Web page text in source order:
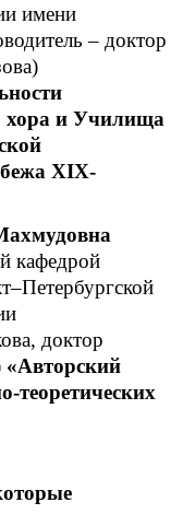
имени
– доктор
хора и Училища
XIX-
кафедрой
доктор
«Авторский
теоретических